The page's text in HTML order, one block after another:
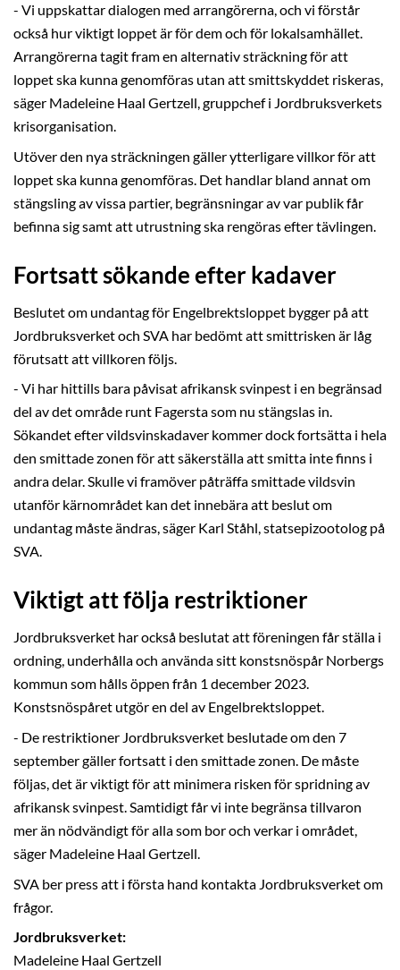
- Vi uppskattar dialogen med arrangörerna, och vi förstår
också hur viktigt loppet är för dem och för lokalsamhället.
Arrangörerna tagit fram en alternativ sträckning för att
loppet ska kunna genomföras utan att smittskyddet riskeras,
säger Madeleine Haal Gertzell, gruppchef i Jordbruksverkets
krisorganisation.
Utöver den nya sträckningen gäller ytterligare villkor för att
loppet ska kunna genomföras. Det handlar bland annat om
stängsling av vissa partier, begränsningar av var publik får
befinna sig samt att utrustning ska rengöras efter tävlingen.
Fortsatt sökande efter kadaver
Beslutet om undantag för Engelbrektsloppet bygger på att
Jordbruksverket och SVA har bedömt att smittrisken är låg
förutsatt att villkoren följs.
- Vi har hittills bara påvisat afrikansk svinpest i en begränsad
del av det område runt Fagersta som nu stängslas in.
Sökandet efter vildsvinskadaver kommer dock fortsätta i hela
den smittade zonen för att säkerställa att smitta inte finns i
andra delar. Skulle vi framöver påträffa smittade vildsvin
utanför kärnområdet kan det innebära att beslut om
undantag måste ändras, säger Karl Ståhl, statsepizootolog på
SVA.
Viktigt att följa restriktioner
Jordbruksverket har också beslutat att föreningen får ställa i
ordning, underhålla och använda sitt konstsnöspår Norbergs
kommun som hålls öppen från 1 december 2023.
Konstsnöspåret utgör en del av Engelbrektsloppet.
- De restriktioner Jordbruksverket beslutade om den 7
september gäller fortsatt i den smittade zonen. De måste
följas, det är viktigt för att minimera risken för spridning av
afrikansk svinpest. Samtidigt får vi inte begränsa tillvaron
mer än nödvändigt för alla som bor och verkar i området,
säger Madeleine Haal Gertzell.
SVA ber press att i första hand kontakta Jordbruksverket om
frågor.
Jordbruksverket:
Madeleine Haal Gertzell